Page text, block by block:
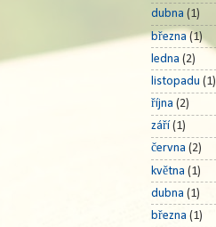
dubna (1)
března(1)
ledna (2)
listopadu (1)
října (2)
září (1)
června (2)
května (1)
dubna (1)
března (1)